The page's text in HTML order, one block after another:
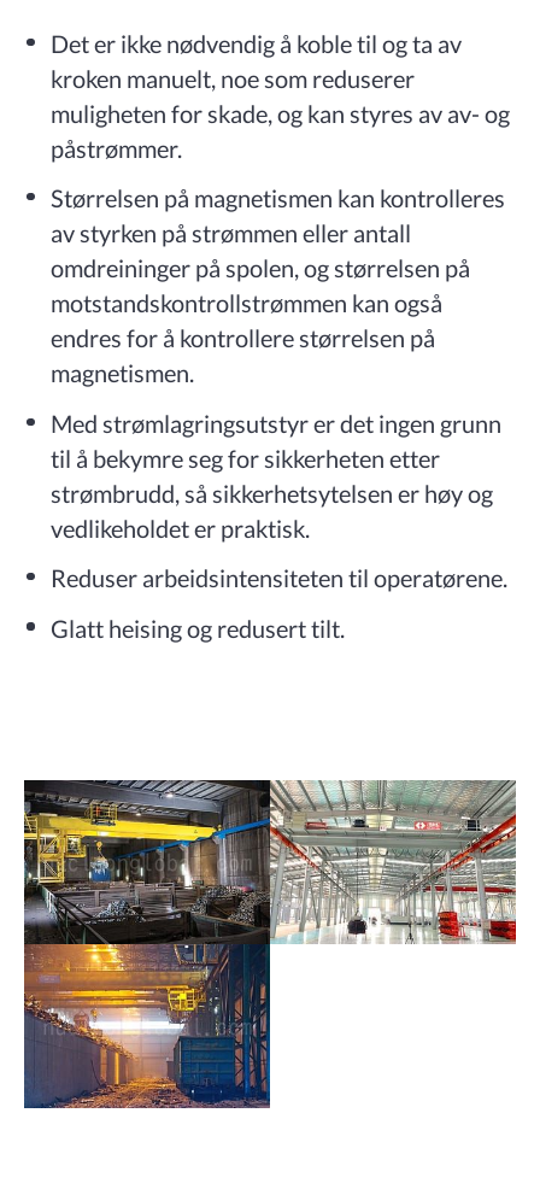
Det er ikke nødvendig å koble til og ta av
kroken manuelt, noe som reduserer
muligheten for skade, og kan styres av av- og
påstrømmer.
Størrelsen på magnetismen kan kontrolleres
av styrken på strømmen eller antall
omdreininger på spolen, og størrelsen på
motstandskontrollstrømmen kan også
endres for å kontrollere størrelsen på
magnetismen.
Med strømlagringsutstyr er det ingen grunn
til å bekymre seg for sikkerheten etter
strømbrudd, så sikkerhetsytelsen er høy og
vedlikeholdet er praktisk.
Reduser arbeidsintensiteten til operatørene.
Glatt heising og redusert tilt.